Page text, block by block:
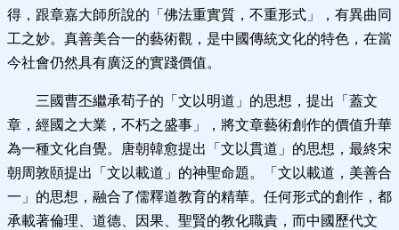
得，跟章嘉大師所說的「佛法重實質，不重形式」，有異曲同
工之妙。真善美合一的藝術觀，是中國傳統文化的特色，在當
今社會仍然具有廣泛的實踐價值。
三國曹丕繼承荀子的「文以明道」的思想，提出「蓋文
章，經國之大業，不朽之盛事」，將文章藝術創作的價值升華
為一種文化自覺。唐朝韓愈提出「文以貫道」的思想，最終宋
朝周敦頤提出「文以載道」的神聖命題。「文以載道，美善合
一」的思想，融合了儒釋道教育的精華。任何形式的創作，都
承載著倫理、道德、因果、聖賢的教化職責，而中國歷代文